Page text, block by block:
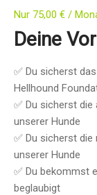
Nur 75,00 € /
Deine
✅ Du sicherst
Hellhound
✅ Du sicherst
unserer Hunde
✅ Du sicherst
unserer Hunde
✅ Du bekommst
beglaubigt